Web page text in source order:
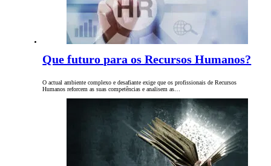
Que futuro para os Recursos Humanos?
O actual ambiente complexo e desafiante exige que os profissionais de Recursos
Humanos reforcem as suas competências e analisem as…